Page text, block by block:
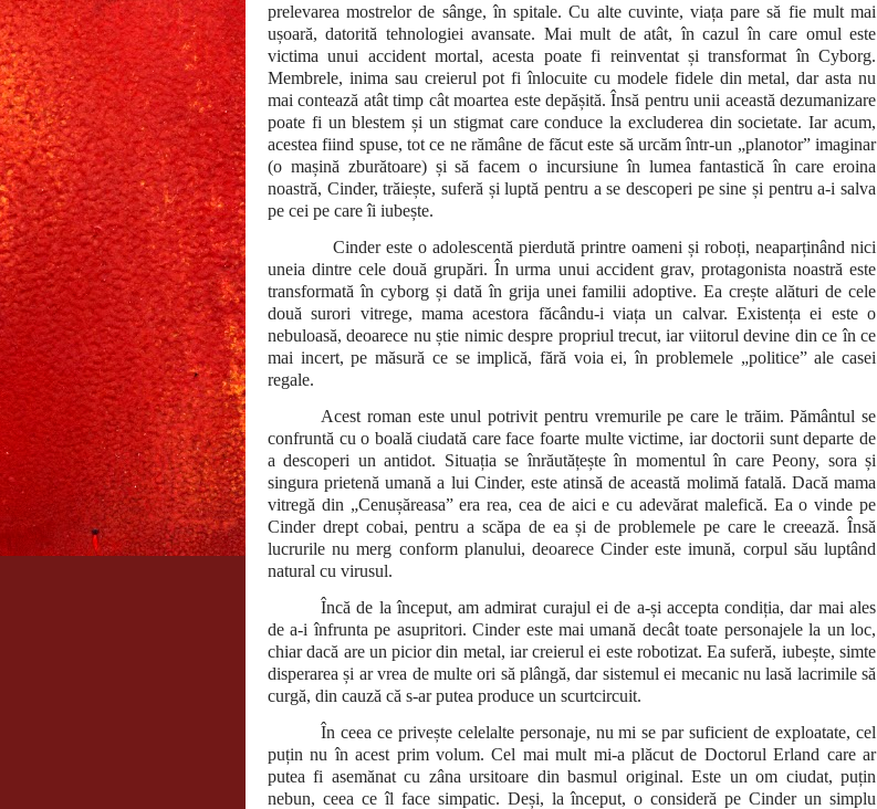
prelevarea mostrelor de sânge, în spitale. Cu alte cuvinte, viața pare să fie mult mai
ușoară, datorită tehnologiei avansate. Mai mult de atât, în cazul în care omul este
victima unui accident mortal, acesta poate fi reinventat și transformat în Cyborg.
Membrele, inima sau creierul pot fi înlocuite cu modele fidele din metal, dar asta nu
mai contează atât timp cât moartea este depășită. Însă pentru unii această dezumanizare
poate fi un blestem și un stigmat care conduce la excluderea din societate. Iar acum,
acestea fiind spuse, tot ce ne rămâne de făcut este să urcăm într-un „planotor” imaginar
(o mașină zburătoare) și să facem o incursiune în lumea fantastică în care eroina
noastră, Cinder, trăiește, suferă și luptă pentru a se descoperi pe sine și pentru a-i salva
pe cei pe care îi iubește.
Cinder este o adolescentă pierdută printre oameni și roboți, neaparținând nici
uneia dintre cele două grupări. În urma unui accident grav, protagonista noastră este
transformată în cyborg și dată în grija unei familii adoptive. Ea crește alături de cele
două surori vitrege, mama acestora făcându-i viața un calvar. Existența ei este o
nebuloasă, deoarece nu știe nimic despre propriul trecut, iar viitorul devine din ce în ce
mai incert, pe măsură ce se implică, fără voia ei, în problemele „politice” ale casei
regale.
Acest roman este unul potrivit pentru vremurile pe care le trăim. Pământul se
confruntă cu o boală ciudată care face foarte multe victime, iar doctorii sunt departe de
a descoperi un antidot. Situația se înrăutățește în momentul în care Peony, sora și
singura prietenă umană a lui Cinder, este atinsă de această molimă fatală. Dacă mama
vitregă din „Cenușăreasa” era rea, cea de aici e cu adevărat malefică. Ea o vinde pe
Cinder drept cobai, pentru a scăpa de ea și de problemele pe care le creează. Însă
lucrurile nu merg conform planului, deoarece Cinder este imună, corpul său luptând
natural cu virusul.
Încă de la început, am admirat curajul ei de a-și accepta condiția, dar mai ales
de a-i înfrunta pe asupritori. Cinder este mai umană decât toate personajele la un loc,
chiar dacă are un picior din metal, iar creierul ei este robotizat. Ea suferă, iubește, simte
disperarea și ar vrea de multe ori să plângă, dar sistemul ei mecanic nu lasă lacrimile să
curgă, din cauză că s-ar putea produce un scurtcircuit.
În ceea ce privește celelalte personaje, nu mi se par suficient de exploatate, cel
puțin nu în acest prim volum. Cel mai mult mi-a plăcut de Doctorul Erland care ar
putea fi asemănat cu zâna ursitoare din basmul original. Este un om ciudat, puțin
nebun, ceea ce îl face simpatic. Deși, la început, o consideră pe Cinder un simplu